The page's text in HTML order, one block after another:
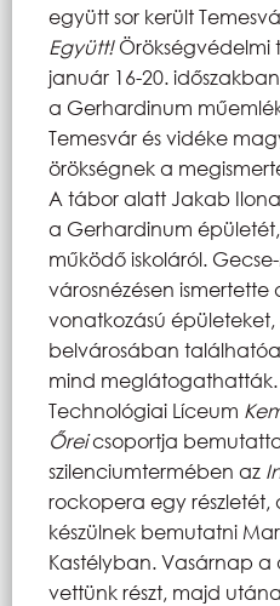
együtt sor került
Együtt!Örökségvédelmi
január 16-20.
a Gerhardinum
Temesvár és vidéke
örökségnek a
A tábor alatt Jakab
a Gerhardinum
működő iskoláról.
városnézésen
vonatkozású
belvárosában
mind meglátogathatták.
Technológiai Líceum
Őreicsoportja
szilenciumtermében az
rockopera egy részletét,
készülnek bemutatni
Kastélyban. Vasárnap
vettünk részt, majd